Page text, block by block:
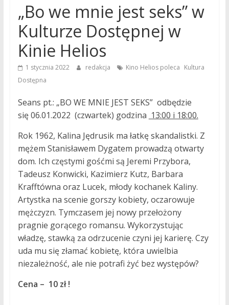
„Bo we mnie jest seks” w
Kulturze Dostępnej w
Kinie Helios
1 stycznia 2022 redakcja Kino Helios poleca Kultura
Dostępna
Seans pt.: „BO WE MNIE JEST SEKS” odbędzie
się 06.01.2022 (czwartek) godzina 13:00 i 18:00.
Rok 1962, Kalina Jędrusik ma łatkę skandalistki. Z
mężem Stanisławem Dygatem prowadzą otwarty
dom. Ich częstymi gośćmi są Jeremi Przybora,
Tadeusz Konwicki, Kazimierz Kutz, Barbara
Krafftówna oraz Lucek, młody kochanek Kaliny.
Artystka na scenie gorszy kobiety, oczarowuje
mężczyzn. Tymczasem jej nowy przełożony
pragnie gorącego romansu. Wykorzystując
władzę, stawką za odrzucenie czyni jej karierę. Czy
uda mu się złamać kobietę, która uwielbia
niezależność, ale nie potrafi żyć bez występów?
Cena – 10 zł !